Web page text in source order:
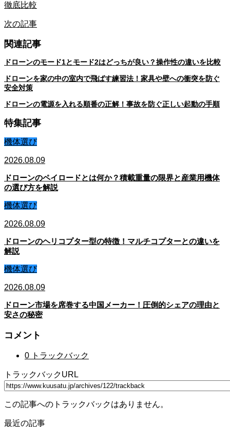
徹底比較
次の記事
関連記事
ドローンのモード1とモード2はどっちが良い？操作性の違いを比較
ドローンを家の中の室内で飛ばす練習法！家具や壁への衝突を防ぐ
安全対策
ドローンの電源を入れる順番の正解！事故を防ぐ正しい起動の手順
特集記事
機体選び
2026.08.09
ドローンのペイロードとは何か？積載重量の限界と産業用機体
の選び方を解説
機体選び
2026.08.09
ドローンのヘリコプター型の特徴！マルチコプターとの違いを
解説
機体選び
2026.08.09
ドローン市場を席巻する中国メーカー！圧倒的シェアの理由と
安さの秘密
コメント
0 トラックバック
トラックバックURL
この記事へのトラックバックはありません。
最近の記事